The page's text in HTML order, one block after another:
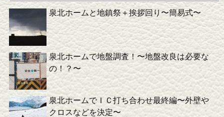
泉北ホームと地鎮祭＋挨拶回り〜簡易式〜
泉北ホームで地盤調査！〜地盤改良は必要な
の！？〜
泉北ホームでＩＣ打ち合わせ最終編〜外壁や
クロスなどを決定〜